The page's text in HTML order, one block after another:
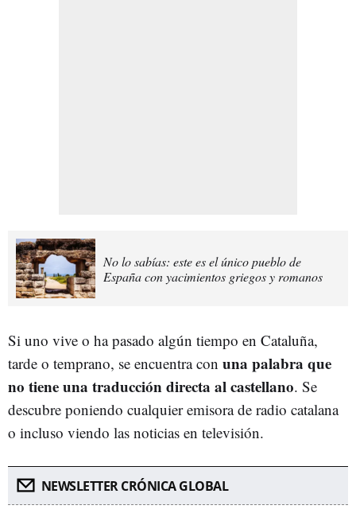
No lo sabías: este es el único pueblo de
España con yacimientos griegos y romanos
Si uno vive o ha pasado algún tiempo en Cataluña,
tarde o temprano, se encuentra con una palabra que
no tiene una traducción directa al castellano. Se
descubre poniendo cualquier emisora de radio catalana
o incluso viendo las noticias en televisión.
NEWSLETTER CRÓNICA GLOBAL